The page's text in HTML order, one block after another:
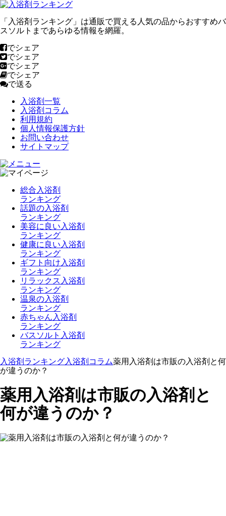
「入浴剤ランキング」は通販で買える人気の品からおすすめバ
スソルトまであらゆる情報を網羅。
でシェア
でシェア
でシェア
でシェア
で送る
入浴剤一覧
入浴剤コラム
利用規約
個人情報保護方針
お問い合わせ
サイトマップ
総合入浴剤
ランキング
話題の入浴剤
ランキング
美容に良い入浴剤
ランキング
健康に良い入浴剤
ランキング
ギフト向け入浴剤
ランキング
リラックス入浴剤
ランキング
温泉の入浴剤
ランキング
赤ちゃん入浴剤
ランキング
バスソルト入浴剤
ランキング
入浴剤ランキング入浴剤コラム薬用入浴剤は市販の入浴剤と何
が違うのか？
薬用入浴剤は市販の入浴剤と
何が違うのか？